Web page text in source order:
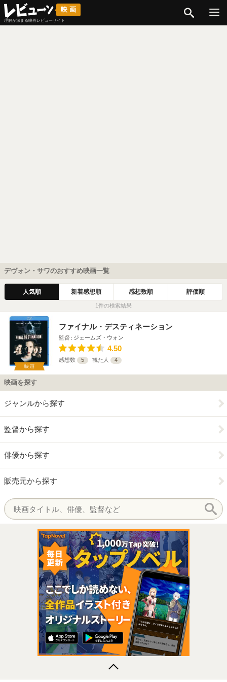
映画
理解が深まる映画レビューサイト
デヴォン・サワのおすすめ映画一覧
人気順 新着感想順 感想数順 評価順
1件の検索結果
映画
ファイナル・デスティネーション
監督 ジェームズ・ウォン
4.50
感想数 5 観た人 4
映画を探す
ジャンルから探す
監督から探す
俳優から探す
販売元から探す